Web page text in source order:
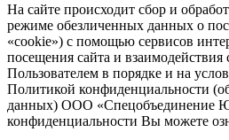
На сайте происходит сбор и
режиме обезличенных данных о
«cookie») с помощью сервисов
посещения сайта и взаимодействия
Пользователем в порядке и на
Политикой конфиденциальности
данных) ООО «Спецобъединение
конфиденциальности Вы можете